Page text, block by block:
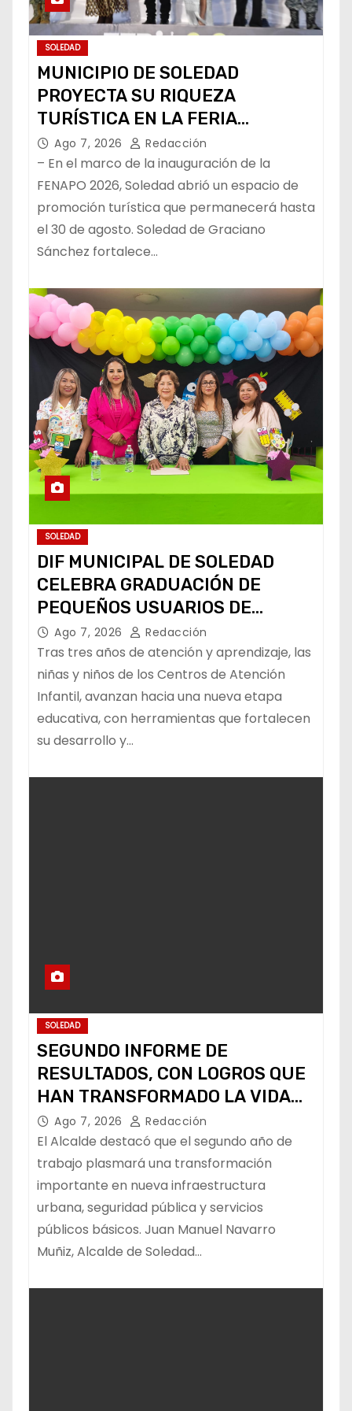
SOLEDAD
MUNICIPIO DE SOLEDAD
PROYECTA SU RIQUEZA
TURÍSTICA EN LA FERIA
NACIONAL POTOSINA
Ago 7, 2026 Redacción
– En el marco de la inauguración de la
FENAPO 2026, Soledad abrió un espacio de
promoción turística que permanecerá hasta
el 30 de agosto. Soledad de Graciano
Sánchez fortalece…
SOLEDAD
DIF MUNICIPAL DE SOLEDAD
CELEBRA GRADUACIÓN DE
PEQUEÑOS USUARIOS DE
ESTANCIAS “CAPULLITOS 1 Y 2”
Ago 7, 2026 Redacción
Tras tres años de atención y aprendizaje, las
niñas y niños de los Centros de Atención
Infantil, avanzan hacia una nueva etapa
educativa, con herramientas que fortalecen
su desarrollo y…
SOLEDAD
SEGUNDO INFORME DE
RESULTADOS, CON LOGROS QUE
HAN TRANSFORMADO LA VIDA
DE LOS SOLEDENSES: JUAN
MANUEL NAVARRO
Ago 7, 2026 Redacción
El Alcalde destacó que el segundo año de
trabajo plasmará una transformación
importante en nueva infraestructura
urbana, seguridad pública y servicios
públicos básicos. Juan Manuel Navarro
Muñiz, Alcalde de Soledad…